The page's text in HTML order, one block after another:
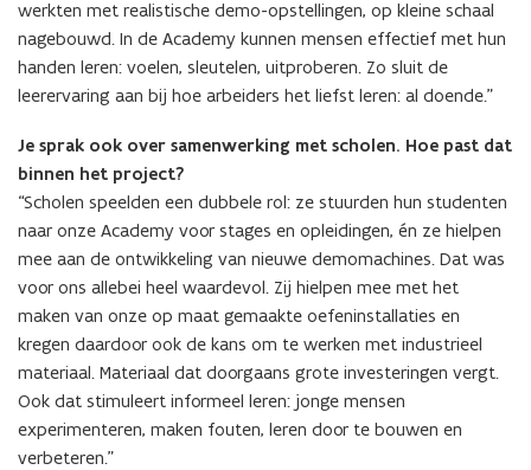
werkten met realistische demo-opstellingen, op kleine schaal
nagebouwd. In de Academy kunnen mensen effectief met hun
handen leren: voelen, sleutelen, uitproberen. Zo sluit de
leerervaring aan bij hoe arbeiders het liefst leren: al doende.”
Je sprak ook over samenwerking met scholen. Hoe past dat
binnen het project?
“Scholen speelden een dubbele rol: ze stuurden hun studenten
naar onze Academy voor stages en opleidingen, én ze hielpen
mee aan de ontwikkeling van nieuwe demomachines. Dat was
voor ons allebei heel waardevol. Zij hielpen mee met het
maken van onze op maat gemaakte oefeninstallaties en
kregen daardoor ook de kans om te werken met industrieel
materiaal. Materiaal dat doorgaans grote investeringen vergt.
Ook dat stimuleert informeel leren: jonge mensen
experimenteren, maken fouten, leren door te bouwen en
verbeteren.”